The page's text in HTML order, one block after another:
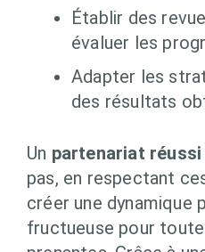
Établir des
évaluer les
Adapter les
des résultats
Un partenariat réussi
pas, en respectant
créer une dynamique
fructueuse pour